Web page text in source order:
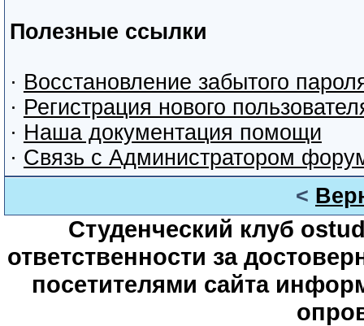
Полезные ссылки
· Восстановление забытого
· Регистрация нового
· Наша документация помощи
· Связь с Администратором
<
Студенческий клуб
ответственности за
посетителями сайта